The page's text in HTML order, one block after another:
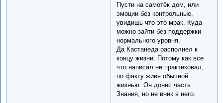
Пусти на самотёк дом, или
эмоции без контрольные,
увидишь что это мрак. Куда
можно зайти без поддержки
нормального уровня.
Да Кастанеда располнел к
концу жизни. Потому как все
что написал не практиковал,
по факту живя обычной
жизнью. Он донёс часть
Знания, но не вник в него.